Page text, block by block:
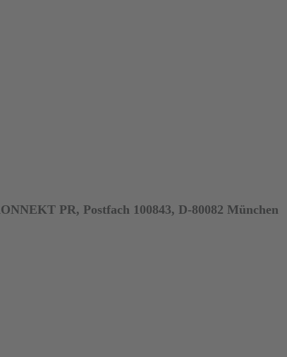
PR, Postfach 100843, D-80082 München